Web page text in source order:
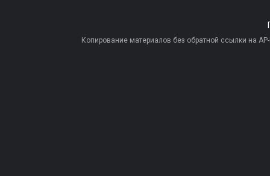
Копирование материалов без обратной ссылки на